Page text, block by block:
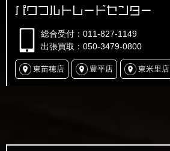
パワフルトレードセンター
総合受付：011-827-1149
出張買取：050-3479-0800
東苗穂店 豊平店 東米里店